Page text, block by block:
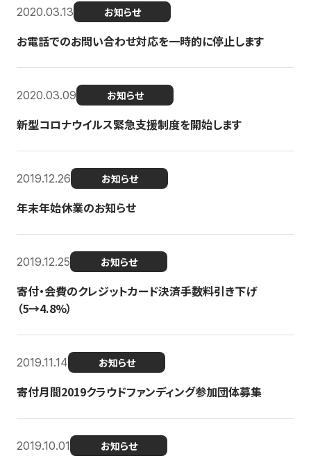
2020.03.13 お知らせ
お電話でのお問い合わせ対応を一時的に停止します
2020.03.09 お知らせ
新型コロナウイルス緊急支援制度を開始します
2019.12.26 お知らせ
年末年始休業のお知らせ
2019.12.25 お知らせ
寄付・会費のクレジットカード決済手数料引き下げ
（5→4.8%）
2019.11.14 お知らせ
寄付月間2019クラウドファンディング参加団体募集
2019.10.01 お知らせ